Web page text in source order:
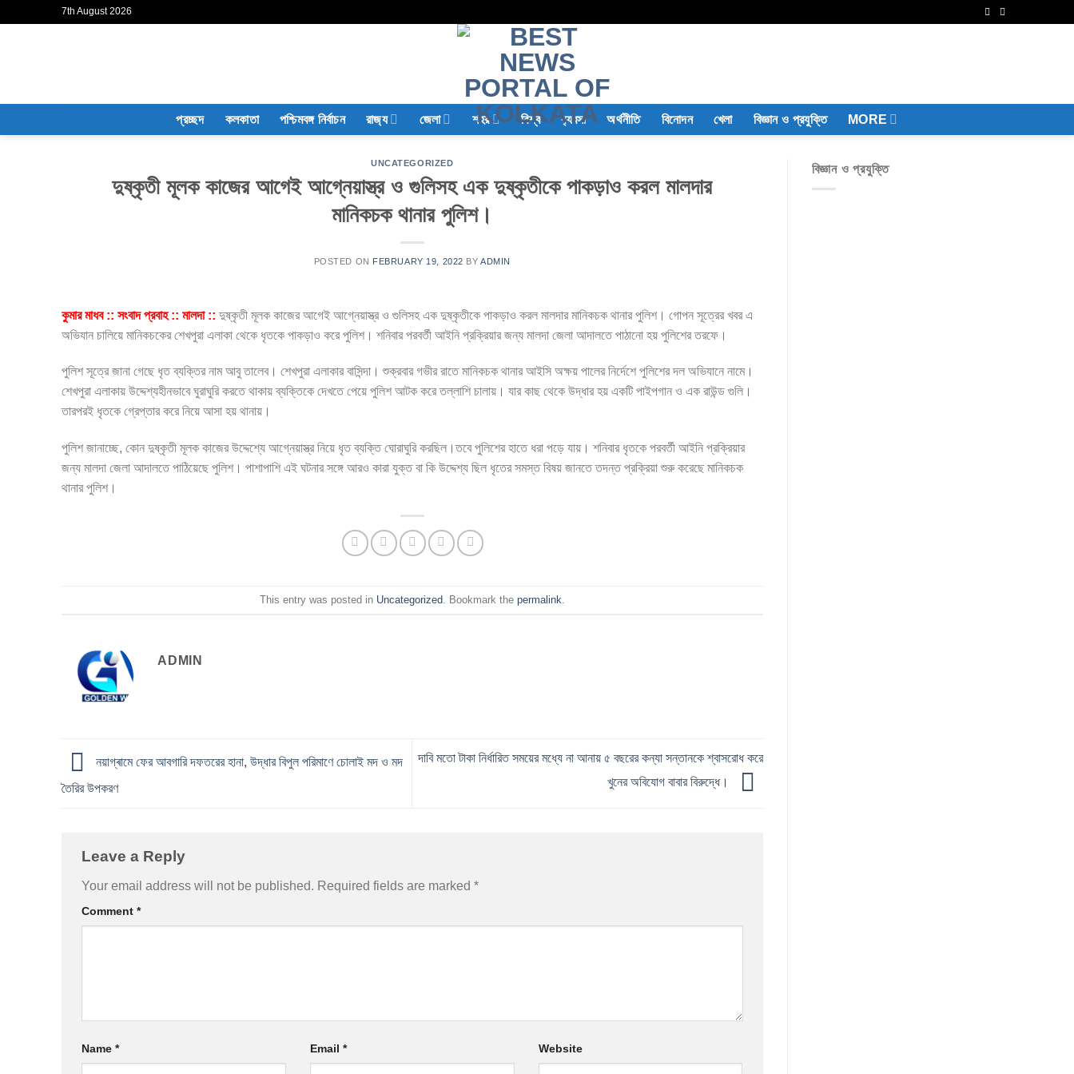
7th August 2026
প্রচ্ছদ কলকাতা পশ্চিমবঙ্গ নির্বাচন রাজ‍্য জেলা শহর বিশ্ব ব‍্যবসা অর্থনীতি বিনোদন খেলা বিজ্ঞান ও প্রযুক্তি MORE
UNCATEGORIZED
দুষ্কৃতী মূলক কাজের আগেই আগ্নেয়াস্ত্র ও গুলিসহ এক দুষ্কৃতীকে পাকড়াও করল মালদার
মানিকচক থানার পুলিশ।
POSTED ON FEBRUARY 19, 2022 BYADMIN
কুমার মাধব :: সংবাদ প্রবাহ :: মালদা :: দুষ্কৃতী মূলক কাজের আগেই আগ্নেয়াস্ত্র ও গুলিসহ এক দুষ্কৃতীকে পাকড়াও করল মালদার মানিকচক থানার পুলিশ। গোপন সূত্রের খবর এ
অভিযান চালিয়ে মানিকচকের শেখপুরা এলাকা থেকে ধৃতকে পাকড়াও করে পুলিশ। শনিবার পরবর্তী আইনি প্রক্রিয়ার জন্য মালদা জেলা আদালতে পাঠানো হয় পুলিশের তরফে।
পুলিশ সূত্রে জানা গেছে ধৃত ব্যক্তির নাম আবু তালেব। শেখপুরা এলাকার বাসিন্দা। শুক্রবার গভীর রাতে মানিকচক থানার আইসি অক্ষয় পালের নির্দেশে পুলিশের দল অভিযানে নামে।
শেখপুরা এলাকায় উদ্দেশ্যহীনভাবে ঘুরাঘুরি করতে থাকায় ব্যক্তিকে দেখতে পেয়ে পুলিশ আটক করে তল্লাশি চালায়। যার কাছ থেকে উদ্ধার হয় একটি পাইপগান ও এক রাউন্ড গুলি।
তারপরই ধৃতকে গ্রেপ্তার করে নিয়ে আসা হয় থানায়।
পুলিশ জানাচ্ছে, কোন দুষ্কৃতী মূলক কাজের উদ্দেশ্যে আগ্নেয়াস্ত্র নিয়ে ধৃত ব্যক্তি ঘোরাঘুরি করছিল।তবে পুলিশের হাতে ধরা পড়ে যায়। শনিবার ধৃতকে পরবর্তী আইনি প্রক্রিয়ার
জন্য মালদা জেলা আদালতে পাঠিয়েছে পুলিশ। পাশাপাশি এই ঘটনার সঙ্গে আরও কারা যুক্ত বা কি উদ্দেশ্য ছিল ধৃতের সমস্ত বিষয় জানতে তদন্ত প্রক্রিয়া শুরু করেছে মানিকচক
থানার পুলিশ।
This entry was posted in Uncategorized. Bookmark the permalink
ADMIN
নয়াগ্ৰামে ফের আবগারি দফতরের হানা, উদ্ধার বিপুল পরিমাণে চোলাই মদ ও মদ
তৈরির উপকরণ
দাবি মতো টাকা নির্ধারিত সময়ের মধ্যে না আনায় ৫ বছরের কন্যা সন্তানকে শ্বাসরোধ করে
খুনের অবিযোগ বাবার বিরুদ্ধে।
Leave a Reply
Your email address will not be published. Required fields are marked *
Comment *
Name * Email * Website
বিজ্ঞান ও প্রযুক্তি